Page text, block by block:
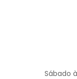
Sábado